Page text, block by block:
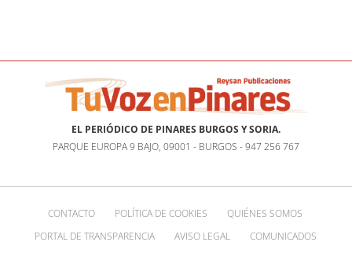
EL PERIÓDICO DE PINARES BURGOS Y SORIA.
PARQUE EUROPA 9 BAJO, 09001 - BURGOS - 947 256 767
CONTACTO POLÍTICA DE COOKIES
QUIÉNES SOMOS
PORTAL DE TRANSPARENCIA
AVISO LEGAL COMUNICADOS